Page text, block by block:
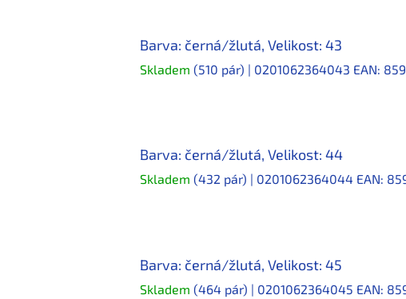
Barva: černá/žlutá, Velikost: 43
Skladem (510 pár) | 0201062364043 EAN:
Barva: černá/žlutá, Velikost: 44
Skladem (432 pár) | 0201062364044 EAN:
Barva: černá/žlutá, Velikost: 45
Skladem (464 pár) | 0201062364045 EAN: